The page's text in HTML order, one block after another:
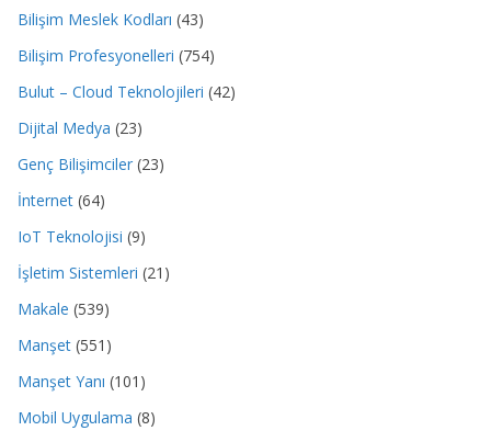
Bilişim Meslek Kodları (43)
Bilişim Profesyonelleri (754)
Bulut – Cloud Teknolojileri (42)
Dijital Medya (23)
Genç Bilişimciler (23)
İnternet (64)
IoT Teknolojisi (9)
İşletim Sistemleri (21)
Makale (539)
Manşet (551)
Manşet Yanı (101)
Mobil Uygulama (8)